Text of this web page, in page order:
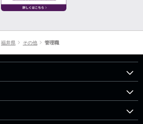
福井県 その他 管理職